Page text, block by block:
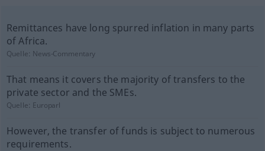
Remittances have long spurred inflation in many parts
of Africa.
Quelle: News-Commentary
That means it covers the majority of transfers to the
private sector and the SMEs.
Quelle: Europarl
However, the transfer of funds is subject to numerous
requirements.